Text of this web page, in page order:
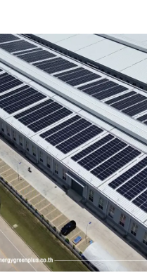
Bangkok, Capacity plant :